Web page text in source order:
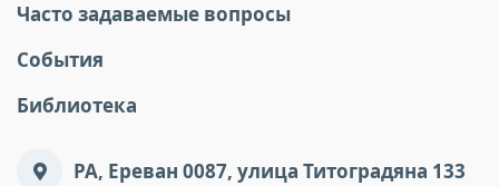
Часто задаваемые вопросы
События
Библиотека
РА, Ереван 0087, улица Титоградяна 133